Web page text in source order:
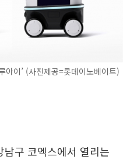
이’ (사진제공=롯데이노베이트)
구 코엑스에서 열리는